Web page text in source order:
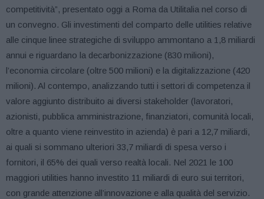
competitività”, presentato oggi a Roma da Utilitalia nel corso di
un convegno. Gli investimenti del comparto delle utilities relative
alle cinque linee strategiche di sviluppo ammontano a 1,8 miliardi
annui e riguardano la decarbonizzazione (830 milioni),
l’economia circolare (oltre 500 milioni) e la digitalizzazione (420
milioni). Al contempo, analizzando tutti i settori di competenza il
valore aggiunto distribuito ai diversi stakeholder (lavoratori,
azionisti, pubblica amministrazione, finanziatori, comunità locali,
oltre a quanto viene reinvestito in azienda) è pari a 12,7 miliardi,
ai quali si sommano ulteriori 33,7 miliardi di spesa verso i
fornitori, il 65% dei quali verso realtà locali. Nel 2021 le 100
maggiori utilities hanno investito 11 miliardi di euro sui territori,
con grande attenzione all’innovazione e alla qualità del servizio.